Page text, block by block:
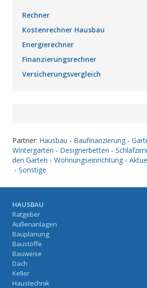
Rechner
Kostenrechner Hausbau
Energierechner
Finanzierungsrechner
Versicherungsvergleich
Partner: Hausbau - Baufinanzierung -
Wintergarten - Designerbetten -
den Garten - Wohnungseinrichtung -
- Sonstige
HAUSBAU
Ratgeber
Außenanlagen
Bauplanung
Baustoffe
Bauweise
Dach
Keller
Haustechnik